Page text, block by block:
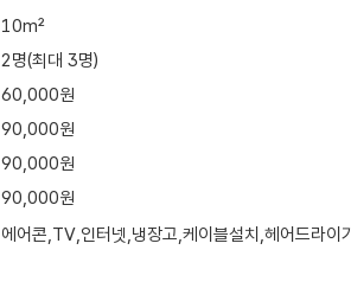
10m²
2명(최대 3명)
60,000원
90,000원
90,000원
90,000원
에어콘,TV,인터넷,냉장고,케이블설치,헤어드라이기